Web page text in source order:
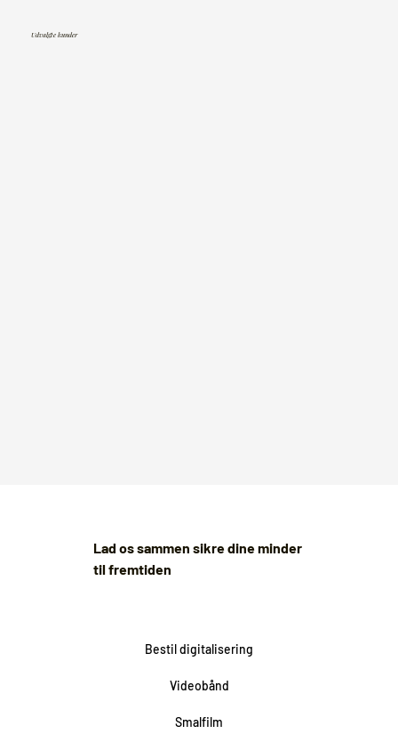
Udvalgte kunder
Lad os sammen sikre dine minder
til fremtiden
Bestil digitalisering
Videobånd
Smalfilm